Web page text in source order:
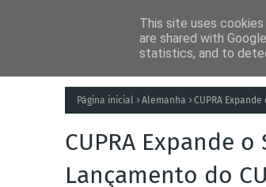
Página inicial Alemanha CUPRA
CUPRA Expande
Lançamento do
This site uses
are shared with
statistics, and to